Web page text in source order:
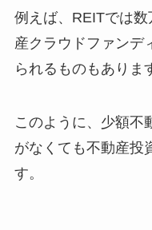
例えば、REITでは
産クラウドファンデ
られるものもありま
このように、少額不
がなくても不動産投
す。